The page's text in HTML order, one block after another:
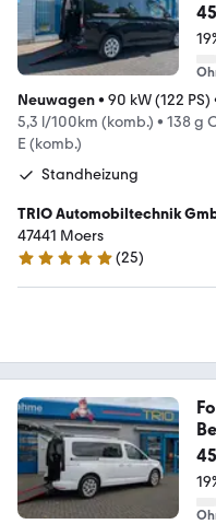
Neuwagen• 90 kW (122 PS)
5,3 l/100km (komb.) • 138 g
E (komb.)
Standheizung
TRIO Automobiltechnik
47441 Moers
4.9 Sterne
(25)